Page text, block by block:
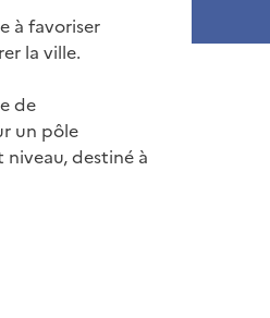
à favoriser
la ville.
de
un pôle
destiné à